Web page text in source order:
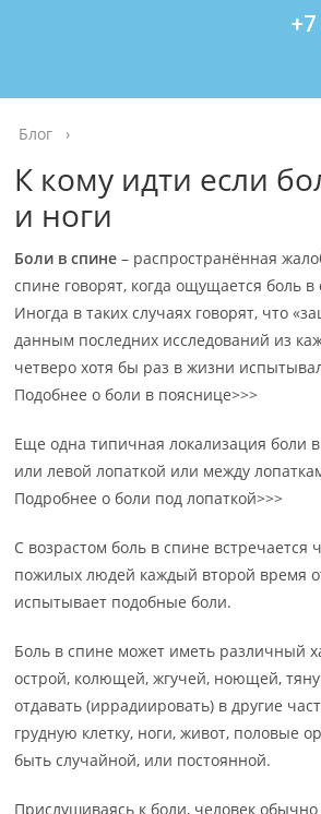
Блог ›
К кому идти если
и ноги
Боли в спине – распространённая
спине говорят, когда ощущается боль
Иногда в таких случаях говорят, что
данным последних исследований из
четверо хотя бы раз в жизни
Подобнее о боли в пояснице>>>
Еще одна типичная локализация боли
или левой лопаткой или между
Подробнее о боли под лопаткой>>>
С возрастом боль в спине встречается
пожилых людей каждый второй время
испытывает подобные боли.
Боль в спине может иметь различный
острой, колющей, жгучей, ноющей,
отдавать (иррадиировать) в другие
грудную клетку, ноги, живот, половые
быть случайной, или постоянной.
Прислушиваясь к боли, человек обычно